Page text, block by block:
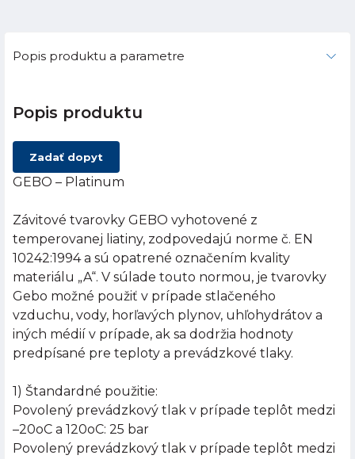
Popis produktu a parametre
Popis produktu
Zadať dopyt
GEBO – Platinum
Závitové tvarovky GEBO vyhotovené z
temperovanej liatiny, zodpovedajú norme č. EN
10242:1994 a sú opatrené označením kvality
materiálu „A“. V súlade touto normou, je tvarovky
Gebo možné použiť v prípade stlačeného
vzduchu, vody, horľavých plynov, uhľohydrátov a
iných médií v prípade, ak sa dodržia hodnoty
predpísané pre teploty a prevádzkové tlaky.
1) Štandardné použitie:
Povolený prevádzkový tlak v prípade teplôt medzi
–20oC a 120oC: 25 bar
Povolený prevádzkový tlak v prípade teplôt medzi